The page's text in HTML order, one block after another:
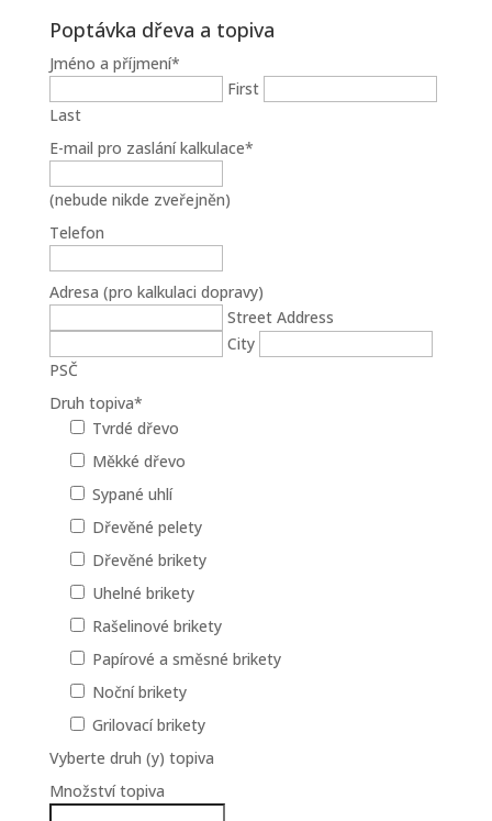
Poptávka dřeva a topiva
Jméno a příjmení*
First
Last
E-mail pro zaslání kalkulace*
(nebude nikde zveřejněn)
Telefon
Adresa (pro kalkulaci dopravy)
Street Address
City
PSČ
Druh topiva*
Tvrdé dřevo
Měkké dřevo
Sypané uhlí
Dřevěné pelety
Dřevěné brikety
Uhelné brikety
Rašelinové brikety
Papírové a směsné brikety
Noční brikety
Grilovací brikety
Vyberte druh (y) topiva
Množství topiva